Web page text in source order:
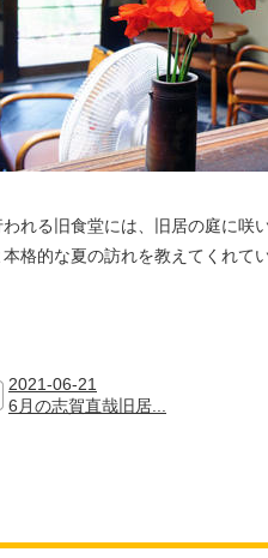
れる旧食堂には、旧居の庭に咲
格的な夏の訪れを教えてくれて
2021-06-21
6月の志賀直哉旧居...